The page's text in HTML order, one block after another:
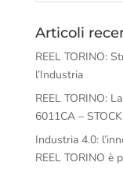
Articoli
REEL TORINO:
l’Industria
REEL TORINO:
6011CA –
Industria 4.0:
REEL TORINO è